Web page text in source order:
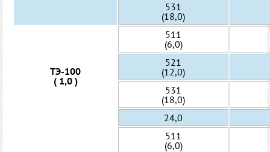
531
(18,0)
ТЭ-100
( 1,0 )
511
(6,0)
521
(12,0)
531
(18,0)
24,0
511
(6,0)